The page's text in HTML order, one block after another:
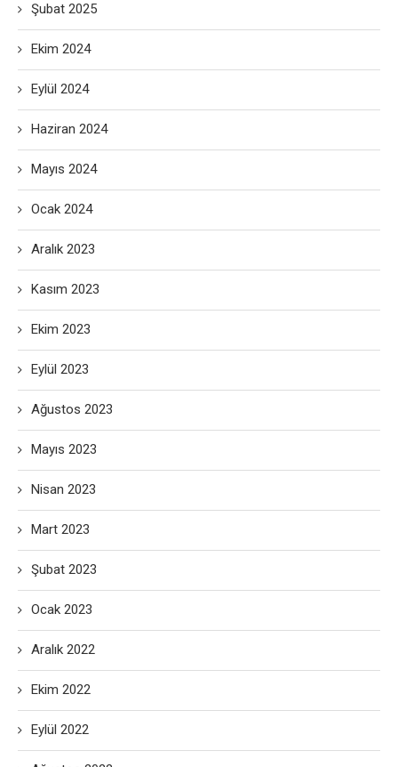
Şubat 2025
Ekim 2024
Eylül 2024
Haziran 2024
Mayıs 2024
Ocak 2024
Aralık 2023
Kasım 2023
Ekim 2023
Eylül 2023
Ağustos 2023
Mayıs 2023
Nisan 2023
Mart 2023
Şubat 2023
Ocak 2023
Aralık 2022
Ekim 2022
Eylül 2022